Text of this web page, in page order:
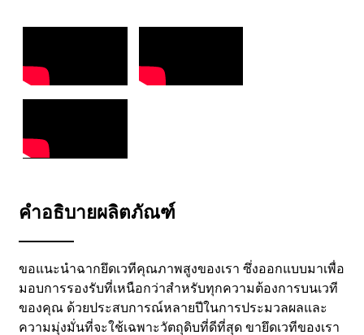
คำอธิบายผลิตภัณฑ์
ขอแนะนำฉากยึดเวทีคุณภาพสูงของเรา ซึ่งออกแบบมาเพื่อ
มอบการรองรับที่เหนือกว่าสำหรับทุกความต้องการบนเวที
ของคุณ ด้วยประสบการณ์หลายปีในการประมวลผลและ
ความมุ่งมั่นที่จะใช้เฉพาะวัตถุดิบที่ดีที่สุด ขายึดเวทีของเรา